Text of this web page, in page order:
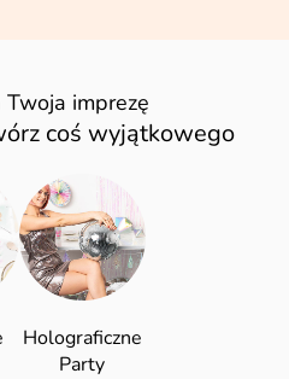
Twoja imprezę
coś wyjątkowego
Holograficzne
Party